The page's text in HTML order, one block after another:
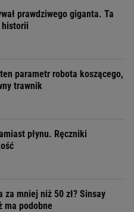
prawdziwego giganta. Ta
historii
parametr robota koszącego,
trawnik
płynu. Ręczniki
za mniej niż 50 zł? Sinsay
ma podobne